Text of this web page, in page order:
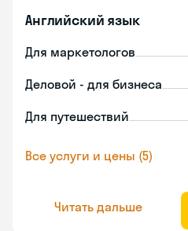
Английский язык
Для маркетологов
Деловой - для бизнеса
Для путешествий
Все услуги и цены (5)
Читать дальше